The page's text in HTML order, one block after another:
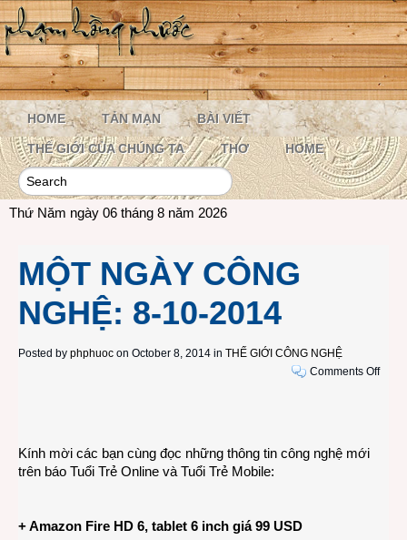
HOME TẢN MẠN BÀI VIẾT
THẾ GIỚI CỦA CHÚNG TA THƠ HOME
Thứ Năm ngày 06 tháng 8 năm 2026
MỘT NGÀY CÔNG
NGHỆ: 8-10-2014
Posted by phphuoc on October 8, 2014 in THẾ GIỚI CÔNG NGHỆ
Comments Offon
Kính mời các bạn cùng đọc những thông tin công nghệ mới
trên báo Tuổi Trẻ Online và Tuổi Trẻ Mobile:
+ Amazon Fire HD 6, tablet 6 inch giá 99 USD